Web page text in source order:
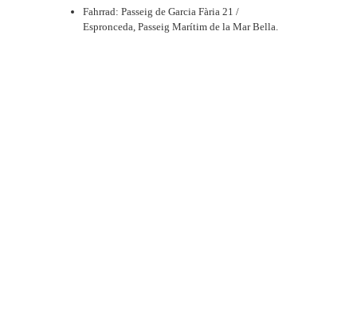
Fahrrad: Passeig de Garcia Fària 21 /
Espronceda, Passeig Marítim de la Mar Bella.